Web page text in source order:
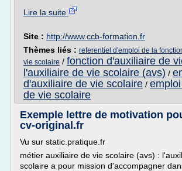
Lire la suite
Site : http://www.ccb-formation.fr
Thèmes liés : referentiel d'emploi de la
vie scolaire / fonction d'auxiliaire de
l'auxiliaire de vie scolaire (avs) /
d'auxiliaire de vie scolaire /
de vie scolaire
Exemple lettre de motivation
cv-original.fr
Vu sur static.pratique.fr
métier auxiliaire de vie scolaire (avs) :
scolaire a pour mission d'accompagner